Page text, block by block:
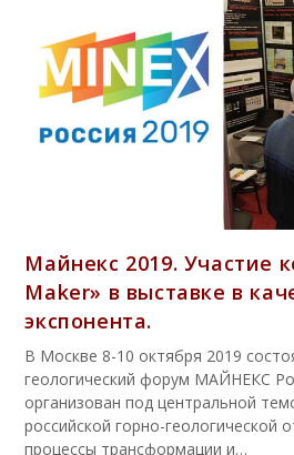
Майнекс 2019. Участие
Maker» в выставке в
экспонента.
В Москве 8-10 октября 2019
геологический форум МАЙНЕКС
организован под центральной
российской горно-геологической
процессы трансформации и…